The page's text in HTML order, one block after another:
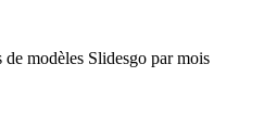
de modèles Slidesgo par mois